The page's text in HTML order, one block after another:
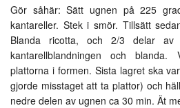
Gör såhär: Sätt ugnen på 225
kantareller. Stek i smör. Tillsätt
Blanda ricotta, och 2/3 delar
kantarellblandningen och
plattorna i formen. Sista lagret ska
gjorde misstaget att ta plattor) och
nedre delen av ugnen ca 30 min. Ät